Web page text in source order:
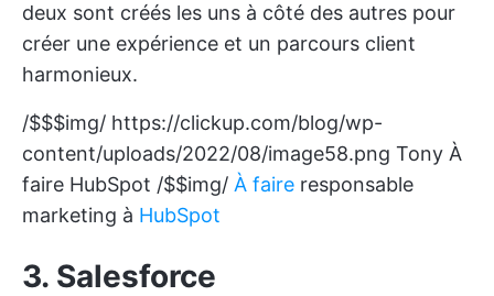
deux sont créés les uns à côté des autres pour
créer une expérience et un parcours client
harmonieux.
/$$$img/ https://clickup.com/blog/wp-
content/uploads/2022/08/image58.png Tony À
faire HubSpot /$$img/ À faire responsable
marketing à HubSpot
3. Salesforce